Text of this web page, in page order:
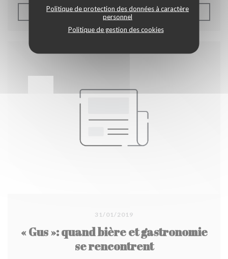
Politique de protection des données à caractère
personnel
Politique de gestion des cookies
LIRE L'ARTICLE((OUVRE UNE NOUVELLE
31/01/2019
« Gus »: quand bière et gastronomie
se rencontrent